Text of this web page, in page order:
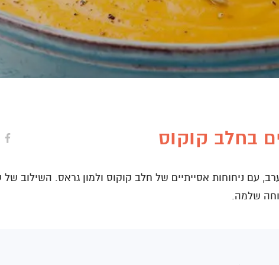
בחלב קוקוס
עם ניחוחות אסייתיים של חלב קוקוס ולמון גראס. השילוב של
שלמה.